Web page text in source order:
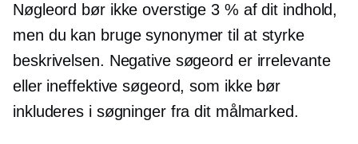
Nøgleord bør ikke overstige 3 % af dit indhold,
men du kan bruge synonymer til at styrke
beskrivelsen. Negative søgeord er irrelevante
eller ineffektive søgeord, som ikke bør
inkluderes i søgninger fra dit målmarked.